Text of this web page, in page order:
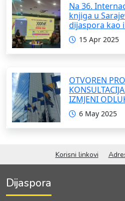
Na 36.
knjiga u
dijaspora kao
umjetnici
15 Apr 2025
OTVOREN
KONSULTACIJA: ODLUKA
IZMJENI
FORMIRANJU
RADNE GRUPE
OKVIRNOG
HERCEGOVINE
6 May 2025
Korisni linkovi
Dijaspora